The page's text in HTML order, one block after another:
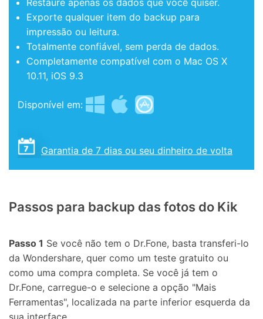
Restaure apenas os dados que você quiser.
Exporte qualquer item do backup para
impressão ou leitura.
Totalmente confiável, sem perda de dados.
Completamente compatível com o Mac OS X
10.11, iOS 9.3
Disponível em:
Garantia de 7 dias ou seu dinheiro de volta
Passos para backup das fotos do Kik
Passo 1 Se você não tem o Dr.Fone, basta transferi-lo
da Wondershare, quer como um teste gratuito ou
como uma compra completa. Se você já tem o
Dr.Fone, carregue-o e selecione a opção "Mais
Ferramentas", localizada na parte inferior esquerda da
sua interface.